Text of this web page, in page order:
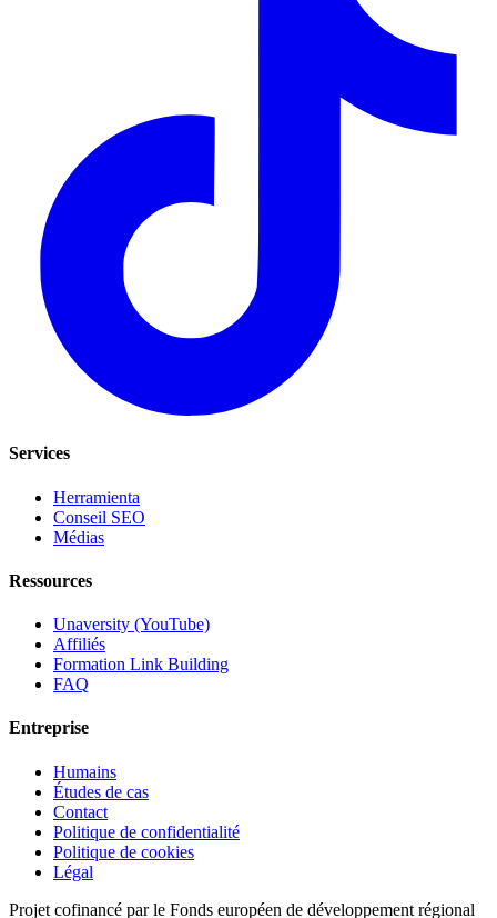
Services
Herramienta
Conseil SEO
Médias
Ressources
Unaversity (YouTube)
Affiliés
Formation Link Building
FAQ
Entreprise
Humains
Études de cas
Contact
Politique de confidentialité
Politique de cookies
Légal
Projet cofinancé par le Fonds européen de développement régional